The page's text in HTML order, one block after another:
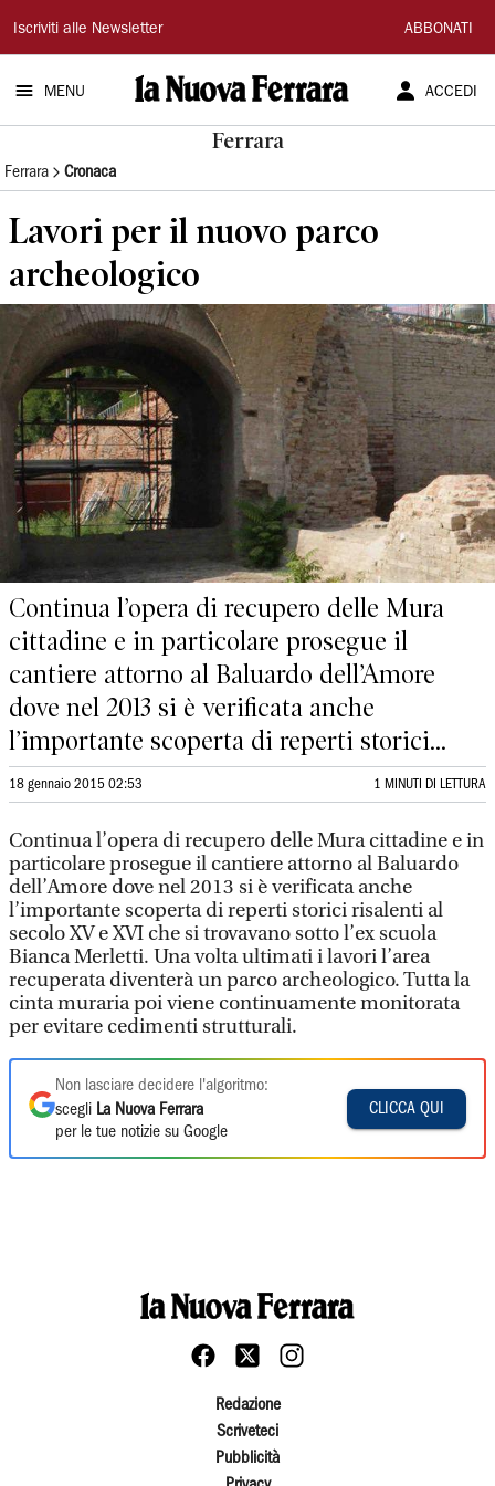
La
Nuova
Ferrara
Iscriviti alle Newsletter ABBONATI
MENU ACCEDI
Ferrara
Ferrara Cronaca
Lavori per il nuovo parco
archeologico
Continua l’opera di recupero delle Mura
cittadine e in particolare prosegue il
cantiere attorno al Baluardo dell’Amore
dove nel 2013 si è verificata anche
l’importante scoperta di reperti storici...
18 gennaio 2015 02:53 1 MINUTI DI LETTURA
Continua l’opera di recupero delle Mura cittadine e in
particolare prosegue il cantiere attorno al Baluardo
dell’Amore dove nel 2013 si è verificata anche
l’importante scoperta di reperti storici risalenti al
secolo XV e XVI che si trovavano sotto l’ex scuola
Bianca Merletti. Una volta ultimati i lavori l’area
recuperata diventerà un parco archeologico. Tutta la
cinta muraria poi viene continuamente monitorata
per evitare cedimenti strutturali.
Non lasciare decidere l'algoritmo:
scegli La Nuova Ferrara
per le tue notizie su Google
CLICCA QUI
Redazione
Scriveteci
Pubblicità